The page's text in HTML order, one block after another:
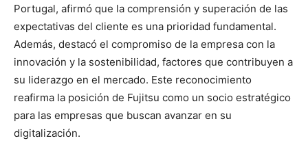
Portugal, afirmó que la comprensión y superación de las
expectativas del cliente es una prioridad fundamental.
Además, destacó el compromiso de la empresa con la
innovación y la sostenibilidad, factores que contribuyen a
su liderazgo en el mercado. Este reconocimiento
reafirma la posición de Fujitsu como un socio estratégico
para las empresas que buscan avanzar en su
digitalización.